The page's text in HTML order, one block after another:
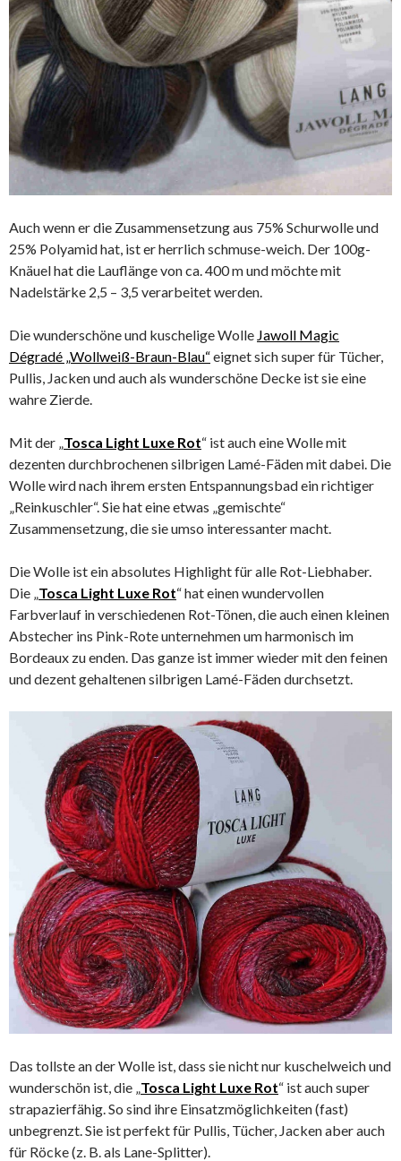
Auch wenn er die Zusammensetzung aus 75% Schurwolle und
25% Polyamid hat, ist er herrlich schmuse-weich. Der 100g-
Knäuel hat die Lauflänge von ca. 400 m und möchte mit
Nadelstärke 2,5 – 3,5 verarbeitet werden.
Die wunderschöne und kuschelige Wolle Jawoll Magic
Dégradé „Wollweiß-Braun-Blau“eignet sich super für Tücher,
Pullis, Jacken und auch als wunderschöne Decke ist sie eine
wahre Zierde.
Mit der „Tosca Light Luxe Rot“ ist auch eine Wolle mit
dezenten durchbrochenen silbrigen Lamé-Fäden mit dabei. Die
Wolle wird nach ihrem ersten Entspannungsbad ein richtiger
„Reinkuschler“. Sie hat eine etwas „gemischte“
Zusammensetzung, die sie umso interessanter macht.
Die Wolle ist ein absolutes Highlight für alle Rot-Liebhaber.
Die „Tosca Light Luxe Rot“ hat einen wundervollen
Farbverlauf in verschiedenen Rot-Tönen, die auch einen kleinen
Abstecher ins Pink-Rote unternehmen um harmonisch im
Bordeaux zu enden. Das ganze ist immer wieder mit den feinen
und dezent gehaltenen silbrigen Lamé-Fäden durchsetzt.
Das tollste an der Wolle ist, dass sie nicht nur kuschelweich und
wunderschön ist, die „ Tosca Light Luxe Rot“ ist auch super
strapazierfähig. So sind ihre Einsatzmöglichkeiten (fast)
unbegrenzt. Sie ist perfekt für Pullis, Tücher, Jacken aber auch
für Röcke (z. B. als Lane-Splitter).